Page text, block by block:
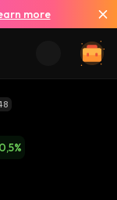
more
0,5%